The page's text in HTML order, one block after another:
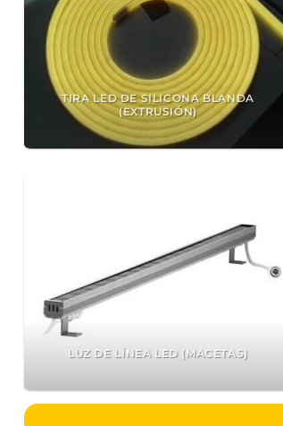
TIRA LED DE SILICONA BLANDA
(EXTRUSIÓN)
LUZ DE LÍNEA LED (MACETAS)